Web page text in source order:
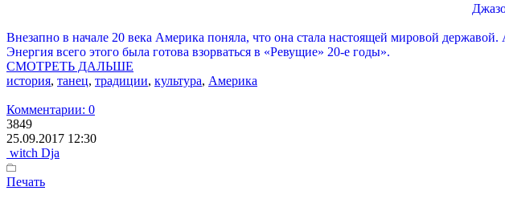
Внезапно в начале 20 века Америка поняла, что она стала настоящей мировой
Энергия всего этого была готова взорваться в «Ревущие» 20-е годы».
СМОТРЕТЬ ДАЛЬШЕ
история, танец, традиции, культура, Америка
Комментарии: 0
3849
25.09.2017 12:30
witch Dja
Печать